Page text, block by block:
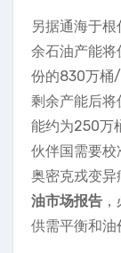
另据通海于
余石油产能
份的830万桶/
剩余产能后
能约为250万
伙伴国需要校
奥密克戎变
油市场报告
供需平衡和油